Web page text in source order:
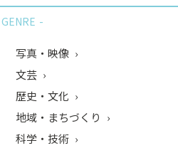
GENRE
写真・映像
文芸
歴史・文化
地域・まちづくり
科学・技術